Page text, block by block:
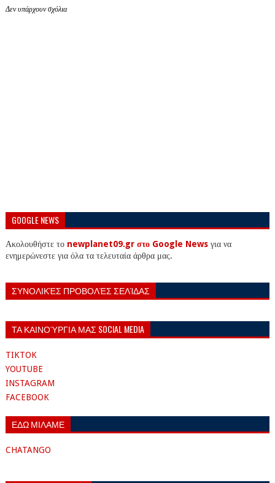
Δεν υπάρχουν σχόλια
GOOGLE NEWS
Ακολουθήστε το newplanet09.gr στο Google Newsγια να
ενημερώνεστε για όλα τα τελευταία άρθρα μας.
ΣΥΝΟΛΙΚΈΣ ΠΡΟΒΟΛΈΣ ΣΕΛΊΔΑΣ
ΤΑ ΚΑΙΝΟΎΡΓΙΑ ΜΑΣ SOCIAL MEDIA
TIKTOK
YOUTUBE
INSTAGRAM
FACEBOOK
ΕΔΩ ΜΙΛΑΜΕ
CHATANGO